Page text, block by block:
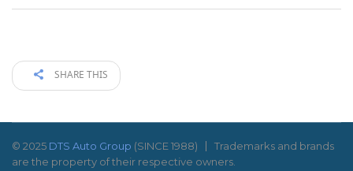
SHARE THIS
© 2025 DTS Auto Group (SINCE 1988)
Trademarks and brands
are the property of their respective owners.